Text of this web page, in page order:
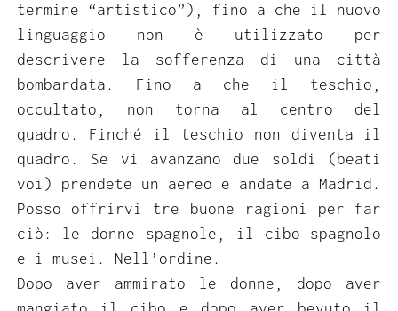
termine “artistico”), fino a che il nuovo
linguaggio non è utilizzato per
descrivere la sofferenza di una città
bombardata. Fino a che il teschio,
occultato, non torna al centro del
quadro. Finché il teschio non diventa il
quadro. Se vi avanzano due soldi (beati
voi) prendete un aereo e andate a Madrid.
Posso offrirvi tre buone ragioni per far
ciò: le donne spagnole, il cibo spagnolo
e i musei. Nell’ordine.
Dopo aver ammirato le donne, dopo aver